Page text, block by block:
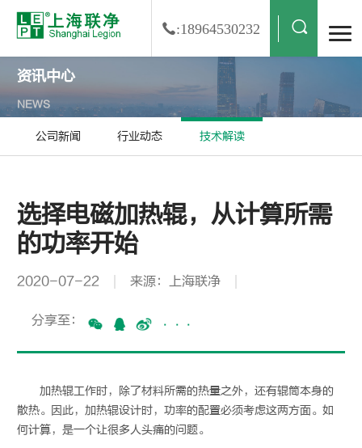
:18964530232
资讯中心
NEWS
公司新闻 行业动态 技术解读
选择电磁加热辊，从计算所需
的功率开始
2020-07-22 来源：上海联净
分享至： ···
加热辊工作时，除了材料所需的热量之外，还有辊筒本身的
散热。因此，加热辊设计时，功率的配置必须考虑这两方面。如
何计算，是一个让很多人头痛的问题。